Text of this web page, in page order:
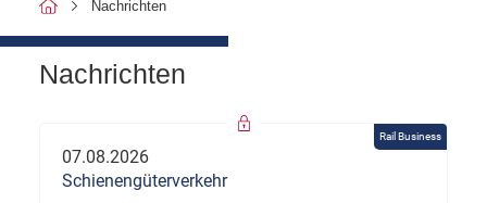
Nachrichten
Nachrichten
Rail Business
07.08.2026
Schienengüterverkehr